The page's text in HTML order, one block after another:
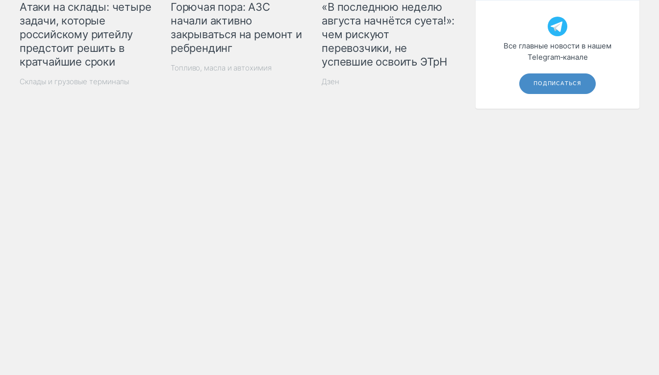
Атаки на склады: четыре
задачи, которые
российскому ритейлу
предстоит решить в
кратчайшие сроки
Склады и грузовые терминалы
Горючая пора: АЗС
начали активно
закрываться на ремонт и
ребрендинг
Топливо, масла и автохимия
«В последнюю неделю
августа начнётся суета!»:
чем рискуют
перевозчики, не
успевшие освоить ЭТрН
Дзен
Все главные новости в нашем
Telegram‑канале
ПОДПИСАТЬСЯ